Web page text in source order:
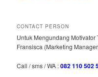
CONTACT PERSON
Untuk Mengundang
Fransisca (Marketing
Call / sms / WA :082 110 502